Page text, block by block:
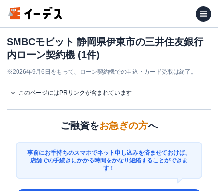
SMBCモビット 静岡県伊東市の三井住友銀行
内ローン契約機 (1件)
※2026年9月6日をもって、ローン契約機での申込・カード受取は終了。
このページにはPRリンクが含まれています
ご融資をお急ぎの方へ
事前にお手持ちのスマホでネット申し込みを済ませておけば、
店舗での手続きにかかる時間をかなり短縮することができま
す！